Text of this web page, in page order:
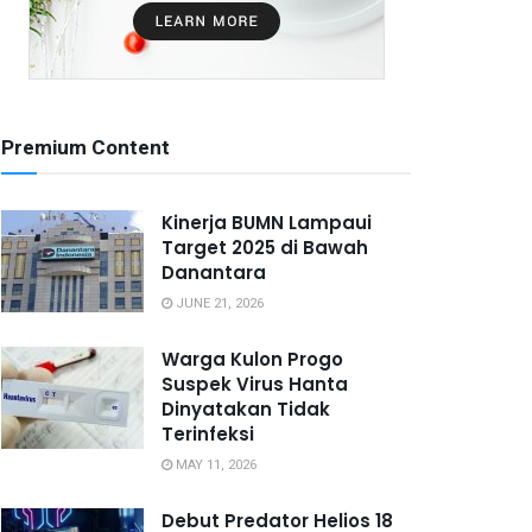
Premium Content
Kinerja BUMN Lampaui
Target 2025 di Bawah
Danantara
JUNE 21, 2026
Warga Kulon Progo
Suspek Virus Hanta
Dinyatakan Tidak
Terinfeksi
MAY 11, 2026
Debut Predator Helios 18